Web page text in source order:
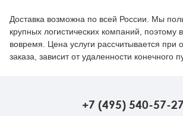
Доставка возможна по всей России. Мы
крупных логистических компаний, поэтому
вовремя. Цена услуги рассчитывается при
заказа, зависит от удаленности конечного
+7 (495) 540-57-27